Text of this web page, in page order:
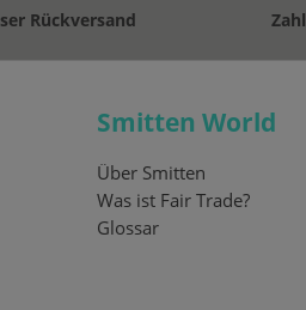
Rückversand
Smitten World
Über Smitten
Was ist Fair Trade?
Glossar